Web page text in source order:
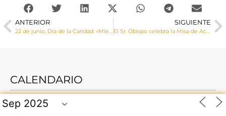
ANTERIOR SIGUIENTE
El Sr. Obispo celebra la Misa de Acción de Gracias del COF por el curso que termina
CALENDARIO